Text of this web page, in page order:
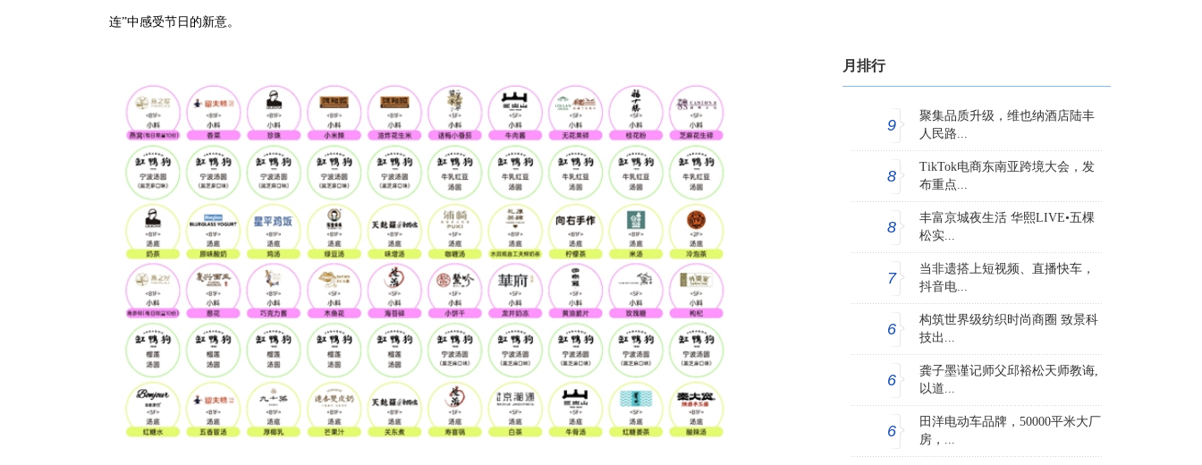
连”中感受节日的新意。
月排行
9
聚集品质升级，维也纳酒店陆丰
人民路...
8
TikTok电商东南亚跨境大会，发
布重点...
8
丰富京城夜生活 华熙LIVE•五棵
松实...
7
当非遗搭上短视频、直播快车，
抖音电...
6
构筑世界级纺织时尚商圈 致景科
技出...
6
龚子墨谨记师父邱裕松天师教诲,
以道...
6
田洋电动车品牌，50000平米大厂
房，...